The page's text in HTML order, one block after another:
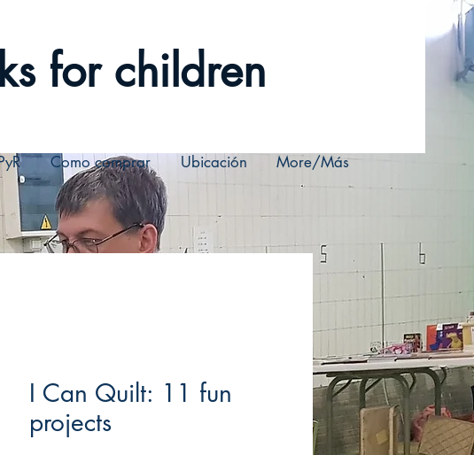
for children
Como comprar Ubicación More/Más
I Can Quilt: 11 fun
projects